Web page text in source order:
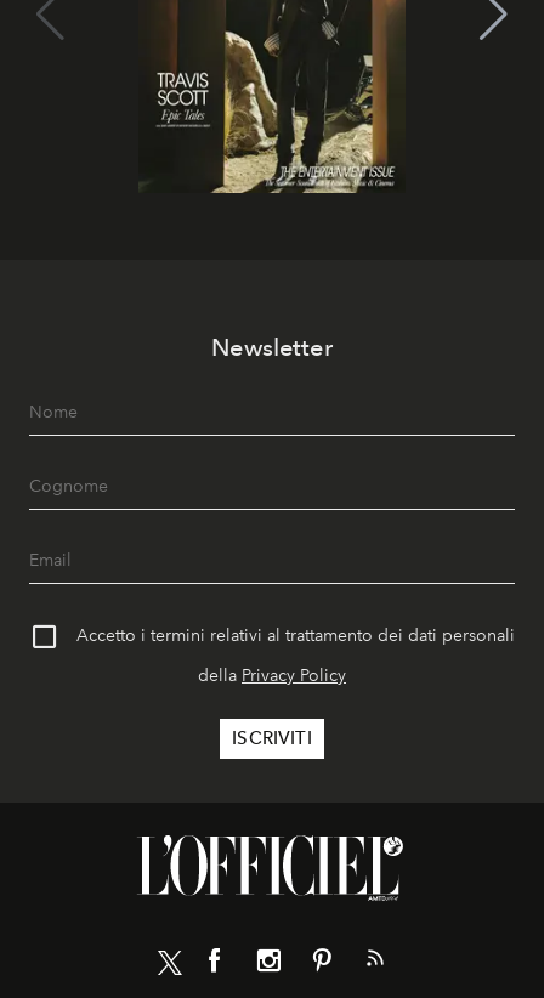
Newsletter
Accetto i termini relativi al trattamento dei dati personali
della Privacy Policy